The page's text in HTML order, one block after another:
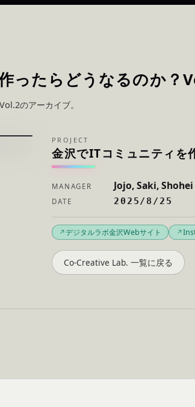
ったらどうなるのか？
のアーカイブ。
PROJECT
金沢でITコミュニティを
MANAGER Jojo, Saki, Shohei
DATE 2025/8/25
デジタルラボ金沢Webサイト
Co-Creative Lab. 一覧に戻る